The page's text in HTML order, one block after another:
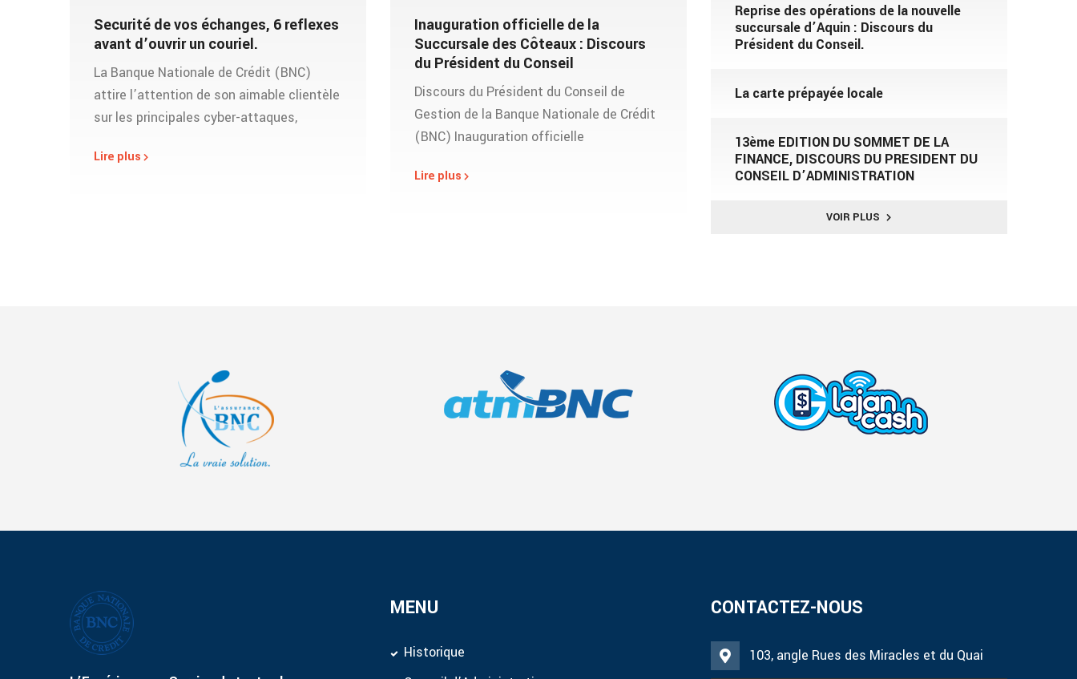
Securité de vos échanges, 6 reflexes
avant d’ouvrir un couriel.
La Banque Nationale de Crédit (BNC)
attire l’attention de son aimable clientèle
sur les principales cyber-attaques,
Lire plus
Inauguration officielle de la
Succursale des Côteaux : Discours
du Président du Conseil
Discours du Président du Conseil de
Gestion de la Banque Nationale de Crédit
(BNC) Inauguration officielle
Lire plus
Reprise des opérations de la nouvelle
succursale d’Aquin : Discours du
Président du Conseil.
La carte prépayée locale
13ème EDITION DU SOMMET DE LA
FINANCE, DISCOURS DU PRESIDENT DU
CONSEIL D’ADMINISTRATION
VOIR PLUS
MENU
Historique
CONTACTEZ-NOUS
103, angle Rues des Miracles et du Quai